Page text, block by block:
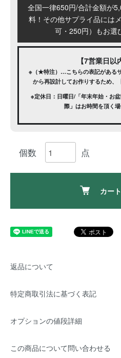
全国一律650円/合計金額が
料！その他サプライ品には
可・250円）もお選
【7営業日以
※（★特注）…こちらの表記がある
から再設計してお作りするため、
※定休日：日曜日/「年末年始・お
際」はお時間を頂く場
カー
返品について
特定商取引法に基づく表記
オプションの値段詳細
この商品について問い合わせる